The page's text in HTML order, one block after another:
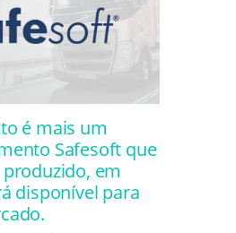
é mais um
Safesoft que
em
disponível para